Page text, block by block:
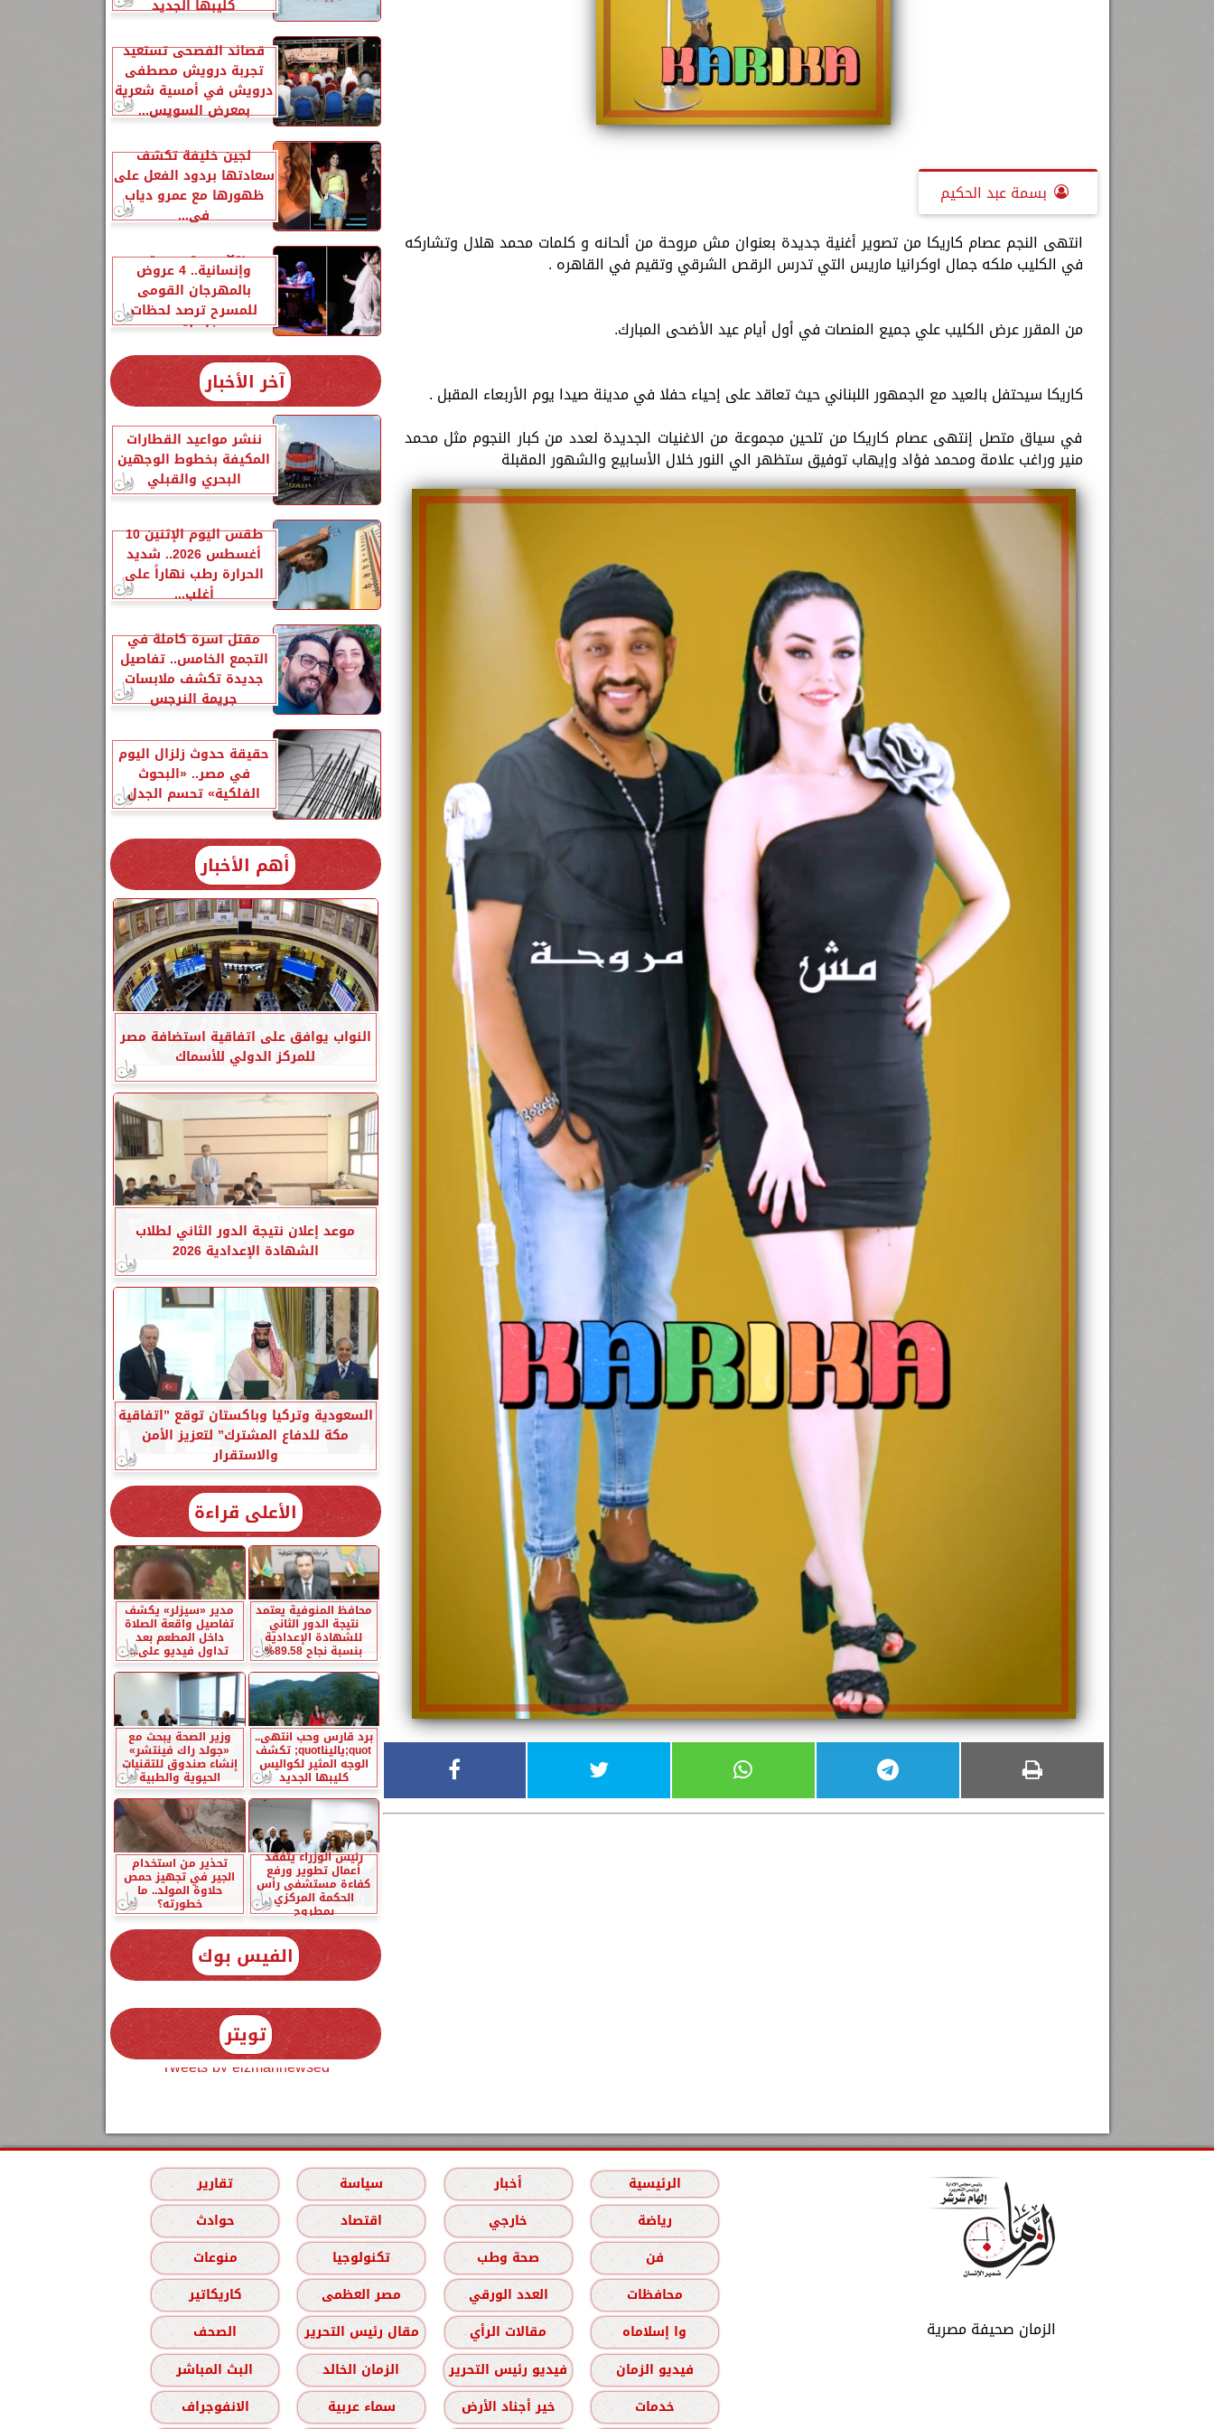
بسمة عبد الحكيم
انتهى النجم عصام كاريكا من تصوير أغنية جديدة بعنوان مش مروحة من ألحانه و كلمات محمد هلال وتشاركه
في الكليب ملكه جمال اوكرانيا ماريس التي تدرس الرقص الشرقي وتقيم في القاهره .
من المقرر عرض الكليب علي جميع المنصات في أول أيام عيد الأضحى المبارك.
كاريكا سيحتفل بالعيد مع الجمهور اللبناني حيث تعاقد على إحياء حفلا في مدينة صيدا يوم الأربعاء المقبل .
في سياق متصل إنتهى عصام كاريكا من تلحين مجموعة من الاغنيات الجديدة لعدد من كبار النجوم مثل محمد
منير وراغب علامة ومحمد فؤاد وإيهاب توفيق ستظهر الي النور خلال الأسابيع والشهور المقبلة
كليبها الجديد
قصائد الفصحى تستعيد
تجربة درويش مصطفى
درويش في أمسية شعرية
بمعرض السويس...
لجين خليفة تكشف
سعادتها بردود الفعل على
ظهورها مع عمرو دياب
في...
بين قضايا نفسية
وإنسانية.. 4 عروض
بالمهرجان القومى
للمسرح ترصد لحظات
فاصلة...
آخر الأخبار
ننشر مواعيد القطارات
المكيفة بخطوط الوجهين
البحري والقبلي
طقس اليوم الإثنين 10
أغسطس 2026.. شديد
الحرارة رطب نهاراً على
أغلب...
مقتل أسرة كاملة في
التجمع الخامس.. تفاصيل
جديدة تكشف ملابسات
جريمة النرجس
حقيقة حدوث زلزال اليوم
في مصر.. «البحوث
الفلكية» تحسم الجدل
أهم الأخبار
النواب يوافق على اتفاقية استضافة مصر
للمركز الدولي للأسماك
موعد إعلان نتيجة الدور الثاني لطلاب
الشهادة الإعدادية 2026
السعودية وتركيا وباكستان توقع ”اتفاقية
مكة للدفاع المشترك” لتعزيز الأمن
والاستقرار
الأعلى قراءة
محافظ المنوفية يعتمد
نتيجة الدور الثاني
للشهادة الإعدادية
بنسبة نجاح 89.58%
مدير «سيزلر» يكشف
تفاصيل واقعة الصلاة
داخل المطعم بعد
تداول فيديو على...
برد قارس وحب انتهى..
quot;ياليناquot; تكشف
الوجه المثير لكواليس
كليبها الجديد
وزير الصحة يبحث مع
«جولد راك فينتشر»
إنشاء صندوق للتقنيات
الحيوية والطبية
رئيس الوزراء يتفقد
أعمال تطوير ورفع
كفاءة مستشفى رأس
الحكمة المركزي
بمطروح
تحذير من استخدام
الجير في تجهيز حمص
حلاوة المولد.. ما
خطورته؟
الفيس بوك
تويتر
Tweets by elzmannewseg
الزمان صحيفة مصرية
الرئيسية أخبار سياسة
تقارير
رياضة
خارجي اقتصاد
حوادث
فن
صحة وطب تكنولوجيا
منوعات
محافظات
العدد الورقي مصر العظمى
كاريكاتير
وا إسلاماه
مقالات الرأي مقال رئيس التحرير
الصحف
فيديو الزمان
فيديو رئيس التحرير الزمان الخالد
البث المباشر
خدمات
خير أجناد الأرض سماء عربية الانفوجراف